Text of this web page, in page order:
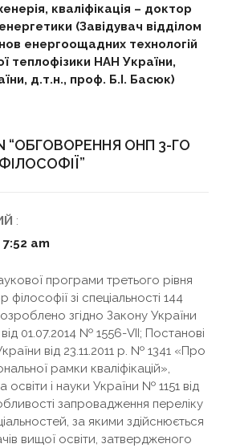
кваліфікація – доктор
(Завідувач відділом
енергоощадних технологій
теплофізики НАН України,
д.т.н., проф. Б.І. Басюк)
“ОБГОВОРЕННЯ ОНП 3-ГО
”
:
am
програми третього рівня
зі спеціальності 144
згідно Закону України
01.07.2014 № 1556-VII; Постанові
від 23.11.2011 р. № 1341 «Про
рамки кваліфікацій»,
освіти і науки України № 1151 від
запровадження переліку
за якими здійснюється
вищої освіти, затвердженого